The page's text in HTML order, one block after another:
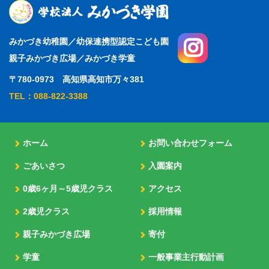
みかづき幼稚園／幼保連携型認定こども園
親子みかづき広場／みかづき学童
〒780-0973 高知県高知市万々381
TEL：088-822-3388
ホーム
ごあいさつ
0歳6ヶ月～5歳児クラス
2歳児クラス
親子みかづき広場
学童
お問い合わせフォーム
入園案内
アクセス
採用情報
寄付
一般事業主行動計画